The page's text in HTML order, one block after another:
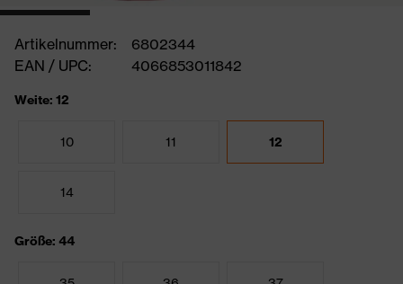
Artikelnummer:
6802344
EAN / UPC:
4066853011842
Weite: 12
10 11 12
14
Größe: 44